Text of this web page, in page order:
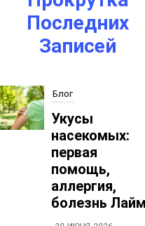
Последних
Записей
насекомых:
первая
помощь,
аллергия,
30 ИЮНЯ, 2026
Блог
Гидроцеле,
сперматоцеле,
кисты
придатков